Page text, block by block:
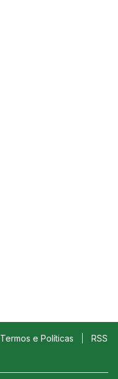
Termos e Políticas RSS